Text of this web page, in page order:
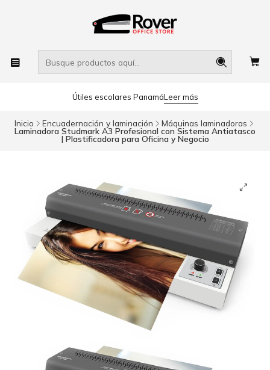
Útiles escolares PanamáLeer más
Inicio Encuadernación y laminación Máquinas laminadoras
Laminadora Studmark A3 Profesional con Sistema Antiatasco
| Plastificadora para Oficina y Negocio